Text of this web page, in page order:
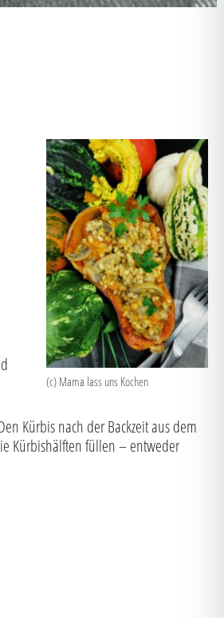
(c) Mama lass uns Kochen
Kürbis nach der Backzeit aus dem
Kürbishälften füllen – entweder